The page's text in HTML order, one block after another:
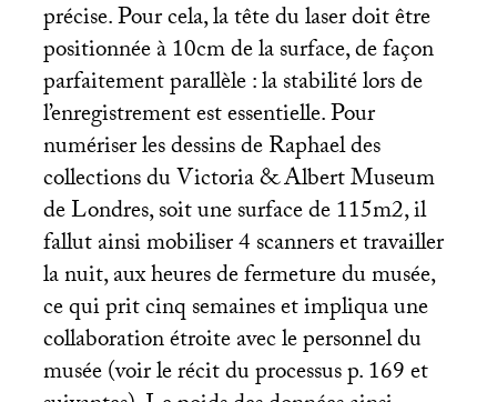
précise. Pour cela, la tête du laser doit être
positionnée à 10cm de la surface, de façon
parfaitement parallèle : la stabilité lors de
l’enregistrement est essentielle. Pour
numériser les dessins de Raphael des
collections du Victoria & Albert Museum
de Londres, soit une surface de 115m2, il
fallut ainsi mobiliser 4 scanners et travailler
la nuit, aux heures de fermeture du musée,
ce qui prit cinq semaines et impliqua une
collaboration étroite avec le personnel du
musée (voir le récit du processus p. 169 et